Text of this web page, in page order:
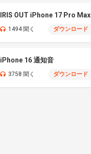
IRIS OUT iPhone 17 Pro Max
1494 聞く ダウンロード
iPhone 16 通知音
3758 聞く ダウンロード